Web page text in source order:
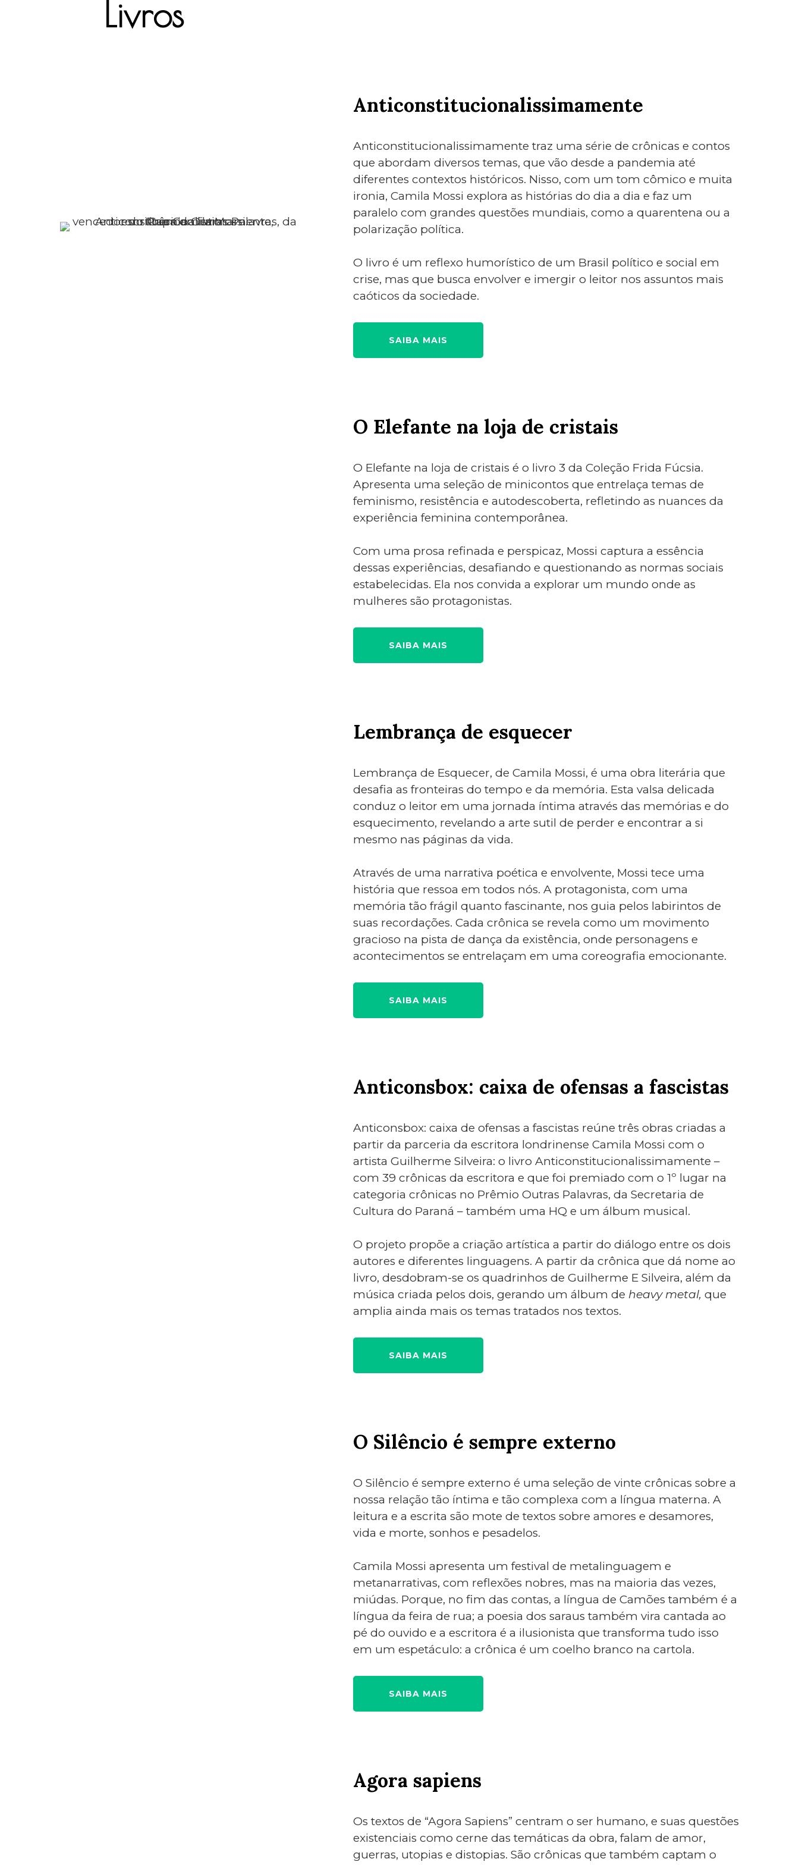
Livros
Anticonstitucionalissimamente
Anticonstitucionalissimamente traz uma série de crônicas e contos
que abordam diversos temas, que vão desde a pandemia até
diferentes contextos históricos. Nisso, com um tom cômico e muita
ironia, Camila Mossi explora as histórias do dia a dia e faz um
paralelo com grandes questões mundiais, como a quarentena ou a
polarização política.
O livro é um reflexo humorístico de um Brasil político e social em
crise, mas que busca envolver e imergir o leitor nos assuntos mais
caóticos da sociedade.
SAIBA MAIS
O Elefante na loja de cristais
O Elefante na loja de cristais é o livro 3 da Coleção Frida Fúcsia.
Apresenta uma seleção de minicontos que entrelaça temas de
feminismo, resistência e autodescoberta, refletindo as nuances da
experiência feminina contemporânea.
Com uma prosa refinada e perspicaz, Mossi captura a essência
dessas experiências, desafiando e questionando as normas sociais
estabelecidas. Ela nos convida a explorar um mundo onde as
mulheres são protagonistas.
SAIBA MAIS
Lembrança de esquecer
Lembrança de Esquecer, de Camila Mossi, é uma obra literária que
desafia as fronteiras do tempo e da memória. Esta valsa delicada
conduz o leitor em uma jornada íntima através das memórias e do
esquecimento, revelando a arte sutil de perder e encontrar a si
mesmo nas páginas da vida.
Através de uma narrativa poética e envolvente, Mossi tece uma
história que ressoa em todos nós. A protagonista, com uma
memória tão frágil quanto fascinante, nos guia pelos labirintos de
suas recordações. Cada crônica se revela como um movimento
gracioso na pista de dança da existência, onde personagens e
acontecimentos se entrelaçam em uma coreografia emocionante.
SAIBA MAIS
Anticonsbox: caixa de ofensas a fascistas
Anticonsbox: caixa de ofensas a fascistas reúne três obras criadas a
partir da parceria da escritora londrinense Camila Mossi com o
artista Guilherme Silveira: o livro Anticonstitucionalissimamente –
com 39 crônicas da escritora e que foi premiado com o 1º lugar na
categoria crônicas no Prêmio Outras Palavras, da Secretaria de
Cultura do Paraná – também uma HQ e um álbum musical.
O projeto propõe a criação artística a partir do diálogo entre os dois
autores e diferentes linguagens. A partir da crônica que dá nome ao
livro, desdobram-se os quadrinhos de Guilherme E Silveira, além da
música criada pelos dois, gerando um álbum de heavy metal, que
amplia ainda mais os temas tratados nos textos.
SAIBA MAIS
O Silêncio é sempre externo
O Silêncio é sempre externo é uma seleção de vinte crônicas sobre a
nossa relação tão íntima e tão complexa com a língua materna. A
leitura e a escrita são mote de textos sobre amores e desamores,
vida e morte, sonhos e pesadelos.
Camila Mossi apresenta um festival de metalinguagem e
metanarrativas, com reflexões nobres, mas na maioria das vezes,
miúdas. Porque, no fim das contas, a língua de Camões também é a
língua da feira de rua; a poesia dos saraus também vira cantada ao
pé do ouvido e a escritora é a ilusionista que transforma tudo isso
em um espetáculo: a crônica é um coelho branco na cartola.
SAIBA MAIS
Agora sapiens
Os textos de “Agora Sapiens” centram o ser humano, e suas questões
existenciais como cerne das temáticas da obra, falam de amor,
guerras, utopias e distopias. São crônicas que também captam o